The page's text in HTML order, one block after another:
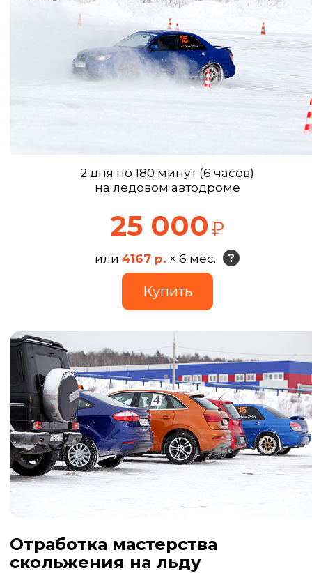
2 дня по 180 минут (6 часов)
на ледовом автодроме
25 000
или 4167 р. × 6 мес.
Отработка мастерства
скольжения на льду